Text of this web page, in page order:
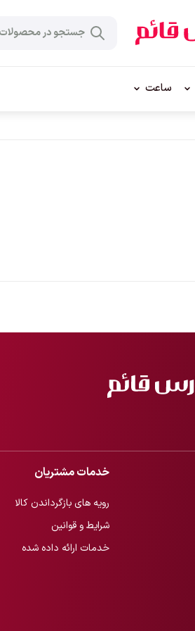
ساعت
خدمات مشتریان
رویه های بازگرداندن کالا
شرایط و قوانین
خدمات ارائه داده شده